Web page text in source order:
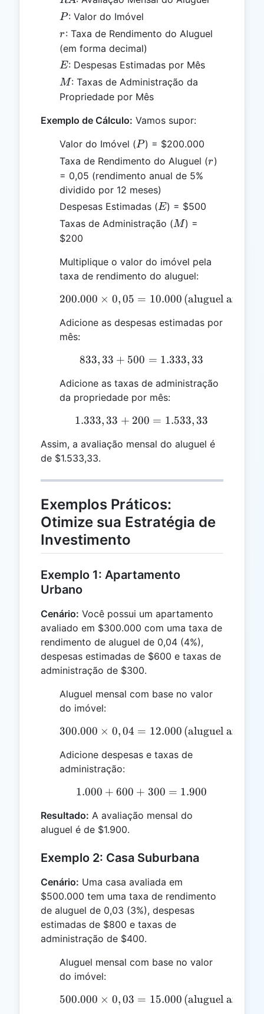
P
P: Valor do Imóvel
r
r: Taxa de Rendimento do Aluguel
(em forma decimal)
E
E: Despesas Estimadas por Mês
M
M: Taxas de Administração da
Propriedade por Mês
Exemplo de Cálculo: Vamos supor:
Valor do Imóvel (P
P) = $200.000
Taxa de Rendimento do Aluguel (r
r)
= 0,05 (rendimento anual de 5%
dividido por 12 meses)
Despesas Estimadas (E
E) = $500
Taxas de Administração (M
M) =
$200
Multiplique o valor do imóvel pela
taxa de rendimento do aluguel:
200.000 \times 0,05 =
200.000 × 0,05 = 10.000 (aluguel anual)
Adicione as despesas estimadas por
mês:
833,33 + 500 = 1.333,33
833,33 + 500 = 1.333,33
Adicione as taxas de administração
da propriedade por mês:
1.333,33 + 200 =
1.333,33 + 200 = 1.533,33
Assim, a avaliação mensal do aluguel é
de $1.533,33.
Exemplos Práticos:
Otimize sua Estratégia de
Investimento
Exemplo 1: Apartamento
Urbano
Cenário: Você possui um apartamento
avaliado em $300.000 com uma taxa de
rendimento de aluguel de 0,04 (4%),
despesas estimadas de $600 e taxas de
administração de $300.
Aluguel mensal com base no valor
do imóvel:
300.000 \times 0,04 =
300.000 × 0,04 = 12.000 (aluguel anual)
Adicione despesas e taxas de
administração:
1.000 + 600 + 300 =
1.000 + 600 + 300 = 1.900
Resultado: A avaliação mensal do
aluguel é de $1.900.
Exemplo 2: Casa Suburbana
Cenário: Uma casa avaliada em
$500.000 tem uma taxa de rendimento
de aluguel de 0,03 (3%), despesas
estimadas de $800 e taxas de
administração de $400.
Aluguel mensal com base no valor
do imóvel:
500.000 \times 0,03 =
500.000 × 0,03 = 15.000 (aluguel anual)